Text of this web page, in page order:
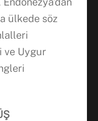
ülkede söz
ve Uygur
Ş